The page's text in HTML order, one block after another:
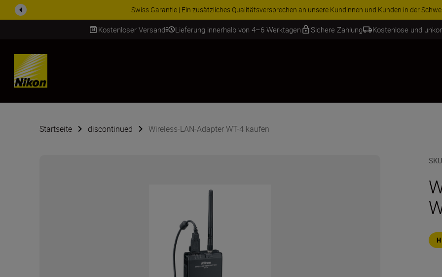
ZUBEHÖR IM ANGEBOT | Sparen Sie 15 % auf ausgewähltes Zubehör und vervollständigen Sie
Kostenloser Versand Lieferung innerhalb von 4–6 Werktagen Sichere Zahlung Kostenlose und
SKIP
Startseite discontinued Wireless-LAN-Adapter WT-4 kaufen